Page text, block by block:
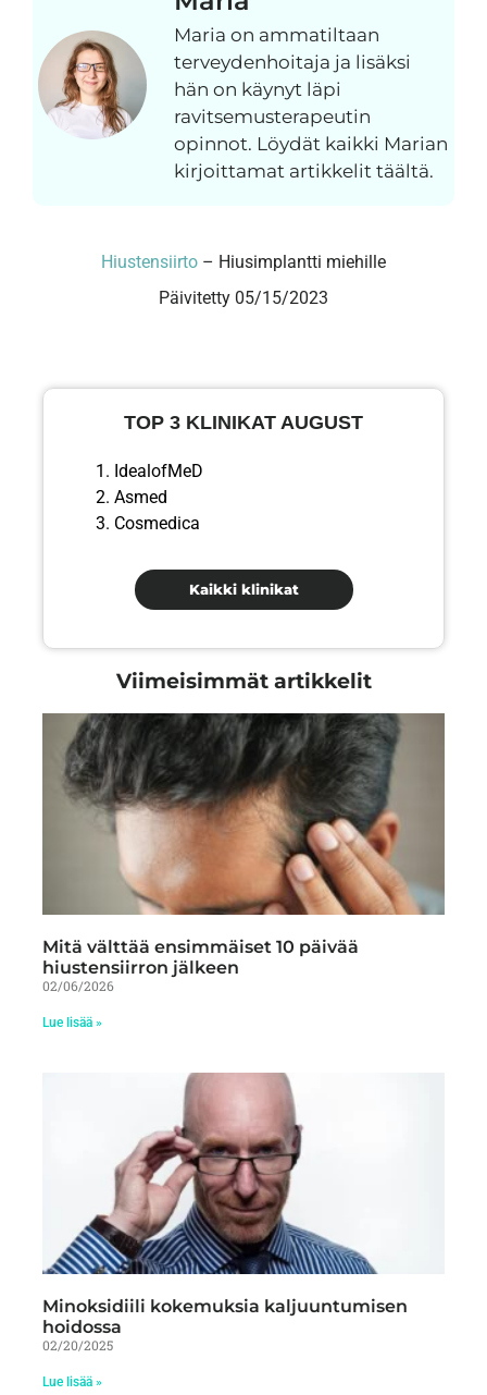
Maria on ammatiltaan
terveydenhoitaja ja lisäksi
hän on käynyt läpi
ravitsemusterapeutin
opinnot. Löydät kaikki Marian
kirjoittamat artikkelit täältä.
Hiustensiirto – Hiusimplantti miehille
Päivitetty 05/15/2023
TOP 3 KLINIKAT AUGUST
IdealofMeD
Asmed
Cosmedica
Kaikki klinikat
Viimeisimmät artikkelit
Mitä välttää ensimmäiset 10 päivää
hiustensiirron jälkeen
02/06/2026
Lue lisää »
Minoksidiili kokemuksia kaljuuntumisen
hoidossa
02/20/2025
Lue lisää »